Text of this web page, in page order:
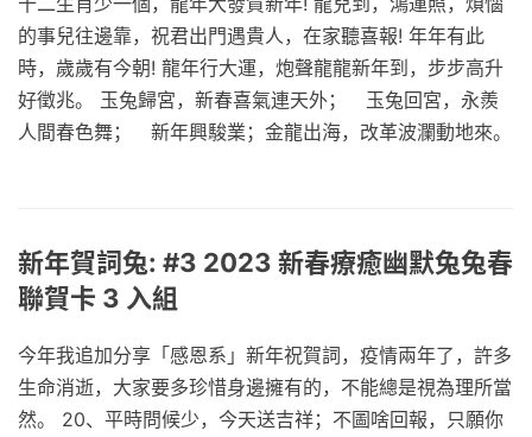
的事兒往邊靠，祝君出門遇貴人，在家聽喜報! 年年有此
時，歲歲有今朝! 龍年行大運，炮聲龍龍新年到，步步高升
好徵兆。 玉兔歸宮，新春喜氣連天外； 玉兔回宮，永羨
人間春色舞； 新年興駿業；金龍出海，改革波瀾動地來。
新年賀詞兔: #3 2023 新春療癒幽默兔兔春
聯賀卡 3 入組
今年我追加分享「感恩系」新年祝賀詞，疫情兩年了，許多
生命消逝，大家要多珍惜身邊擁有的，不能總是視為理所當
然。 20、平時問候少，今天送吉祥；不圖啥回報，只願你